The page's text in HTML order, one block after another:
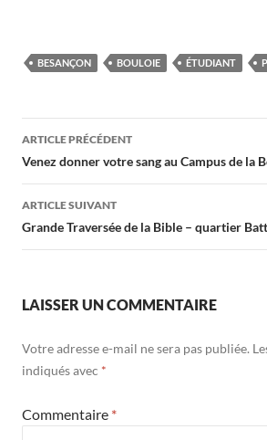
BESANÇON BOULOIE ÉTUDIANT
Navigation
des
articles
ARTICLE PRÉCÉDENT
Venez donner votre sang au Campus de la
ARTICLE SUIVANT
Grande Traversée de la Bible – quartier
LAISSER UN COMMENTAIRE
Votre adresse e-mail ne sera pas publiée.
indiqués avec *
Commentaire *